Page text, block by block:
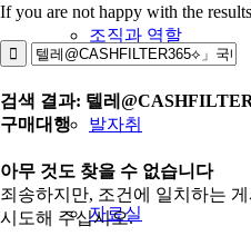
조직과 역할
발자취
자료실
If you are not happy with the
검색 결과: 텔레
구매대행
아무 것도 찾을 수 없습니다
죄송하지만, 조건에 일치하는
시도해 주십시오.